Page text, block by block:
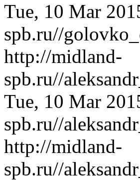
Tue, 10 Mar
spb.ru//
http://midland-
spb.ru//
Tue, 10 Mar
spb.ru//
http://midland-
spb.ru//